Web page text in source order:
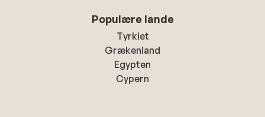
Populære lande
Tyrkiet
Grækenland
Egypten
Cypern